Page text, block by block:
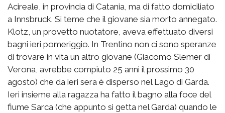
Acireale, in provincia di Catania, ma di fatto domiciliato
a Innsbruck. Si teme che il giovane sia morto annegato.
Klotz, un provetto nuotatore, aveva effettuato diversi
bagni ieri pomeriggio. In Trentino non ci sono speranze
di trovare in vita un altro giovane (Giacomo Slemer di
Verona, avrebbe compiuto 25 anni il prossimo 30
agosto) che da ieri sera è disperso nel Lago di Garda.
Ieri insieme alla ragazza ha fatto il bagno alla foce del
fiume Sarca (che appunto si getta nel Garda) quando le